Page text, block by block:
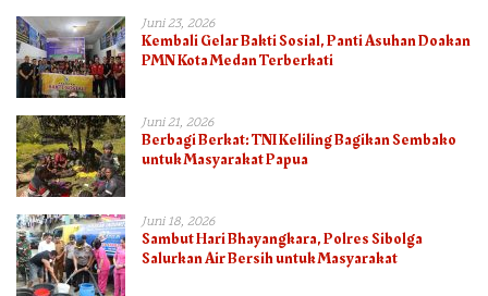
Juni 23, 2026
Kembali Gelar Bakti Sosial, Panti Asuhan Doakan
PMN Kota Medan Terberkati
Juni 21, 2026
Berbagi Berkat: TNI Keliling Bagikan Sembako
untuk Masyarakat Papua
Juni 18, 2026
Sambut Hari Bhayangkara, Polres Sibolga
Salurkan Air Bersih untuk Masyarakat